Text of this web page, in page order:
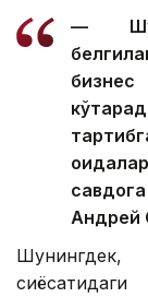
—
Андрей